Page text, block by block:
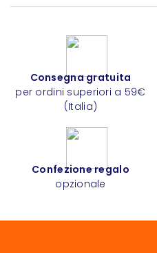
Consegna gratuita
per ordini superiori a 59€
(Italia)
Confezione regalo
opzionale